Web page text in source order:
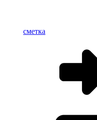
сметка